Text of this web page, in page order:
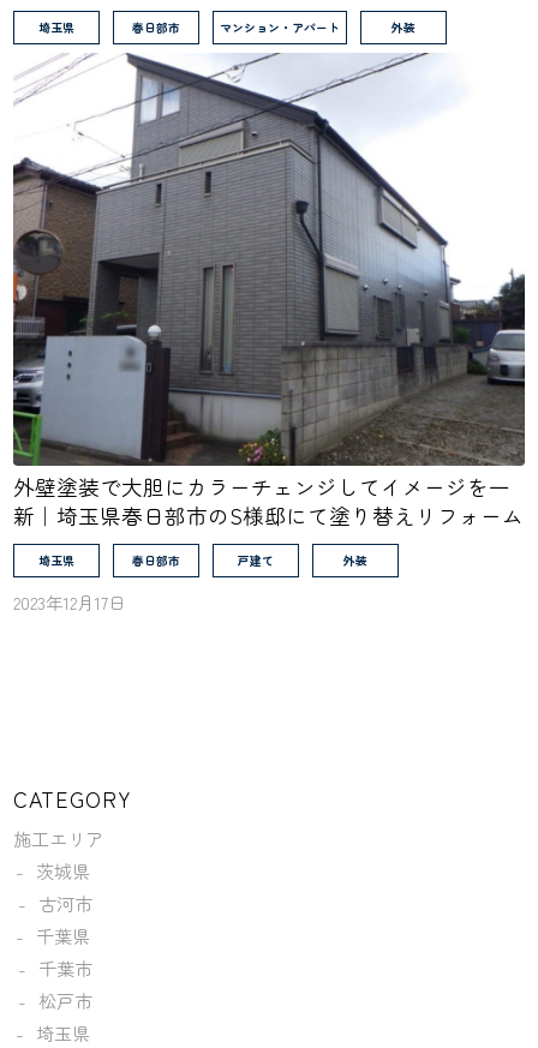
埼玉県 春日部市 マンション・アパート 外装
外壁塗装で大胆にカラーチェンジしてイメージを一
新｜埼玉県春日部市のS様邸にて塗り替えリフォーム
埼玉県 春日部市 戸建て 外装
2023年12月17日
CATEGORY
施工エリア
茨城県
古河市
千葉県
千葉市
松戸市
埼玉県